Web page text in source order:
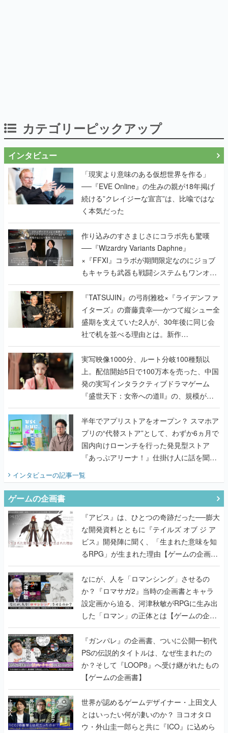
カテゴリーピックアップ
インタビュー
「現実より意味のある仮想世界を作る」
──『EVE Online』の生みの親が18年掲げ
続ける”クレイジーな宣言”は、比喩ではな
く本気だった
作り込みのすさまじさにコラボ先も驚嘆
──『Wizardry Variants Daphne』
×『FFXI』コラボが期間限定なのにジョブ
もキャラも武器も戦闘システムもワンオフ
で作り込まれた理由を両ディレクターに聞
く
『TATSUJIN』の弓削雅稔×『ライデンファ
イターズ』の齋藤貴幸──かつて縦シュー全
盛期を支えていた2人が、30年後に同じ会
社で机を並べる理由とは。新作
『TATSUJIN EXTREME』で初タッグを組
んだレジェンド2人に訊く開発秘話
実写映像1000分、ルート分岐100種類以
上。配信開始5日で100万本を売った、中国
発の実写インタラクティブドラマゲーム
『盛世天下：女帝への道II』の、規模が違
うこだわりをプロデューサーに聞いた
半年でアプリストアをオープン？ スマホア
プリの“代替ストア”として、わずか6ヵ月で
国内向けローンチを行った発見型ストア
『あっぷアリーナ！』仕掛け人に話を聞い
てみた
インタビューの記事一覧
ゲームの企画書
『アビス』は、ひとつの奇跡だった──膨大
な開発資料とともに『テイルズ オブ ジ ア
ビス』開発陣に聞く、「生まれた意味を知
るRPG」が生まれた理由【ゲームの企画
書】
なにが、人を「ロマンシング」させるの
か？『ロマサガ2』当時の企画書とキャラ
設定画から迫る、河津秋敏がRPGに生み出
した「ロマン」の正体とは【ゲームの企画
書】
『ガンパレ』の企画書、ついに公開━初代
PSの伝説的タイトルは、なぜ生まれたの
か？そして『LOOP8』へ受け継がれたもの
【ゲームの企画書】
世界が認めるゲームデザイナー・上田文人
とはいったい何が凄いのか？ ヨコオタロ
ウ・外山圭一郎らと共に『ICO』に込めら